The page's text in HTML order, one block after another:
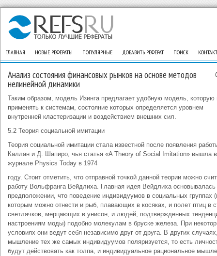
ГЛАВНАЯ НОВЫЕ РЕФЕРАТЫ ПОПУЛЯРНЫЕ ДОБАВИТЬ РЕФЕРАТ ПОИСК
Анализ состояния финансовых рынков на основе методов
нелинейной динамики
Таким образом, модель Изинга предлагает удобную модель,
применять к системам, состояние которых определяется уровнем
внутренней кластеризации и воздействием внешних сил.
5.2 Теория социальной имитации
Теория социальной имитации стала известной после появления
Каллан и Д. Шапиро, чья статья «A Theory of Social Imitation» вышла
журнале Physics Today в 1974
году. Стоит отметить, что отправной точкой данной теории можно
работу Вольфранга Вейдлиха. Главная идея Вейдлиха основывалась
предположении, что поведение индивидуумов в социальных группах
которым можно отнести и рыб, плавающих в косяках, и полет птиц в
светлячков, мерцающих в унисон, и людей, подтвержденных
настроениям моды) подобно молекулам в бруске железа. При
условиях они ведут себя независимо друг от друга. В других
мышление тех же самых индивидуумов поляризуется, то есть
будут действовать как толпа, и индивидуальное рациональное